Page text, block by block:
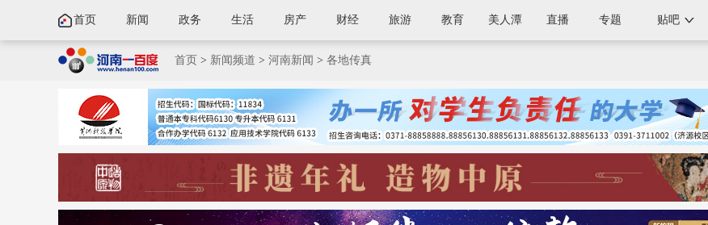
首页 新闻 政务 生活 房产 财经 旅游 教育 美人潭 直播 专题 贴吧
首页 > 新闻频道 > 河南新闻 > 各地传真